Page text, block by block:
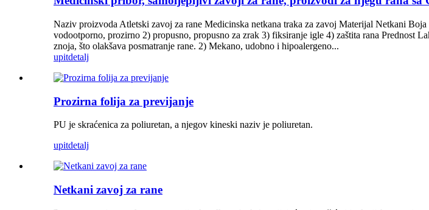
Naziv proizvoda Atletski zavoj za rane Medicinska netkana traka za zavoj Materijal Netkani
vodootporno, prozirno 2) propusno, propusno za zrak 3) fiksiranje igle 4) zaštita rana Prednost
znoja, što olakšava posmatranje rane. 2) Mekano, udobno i hipoalergeno...
upitdetalj
Prozirna folija za previjanje
PU je skraćenica za poliuretan, a njegov kineski naziv je poliuretan.
upitdetalj
Netkani zavoj za rane